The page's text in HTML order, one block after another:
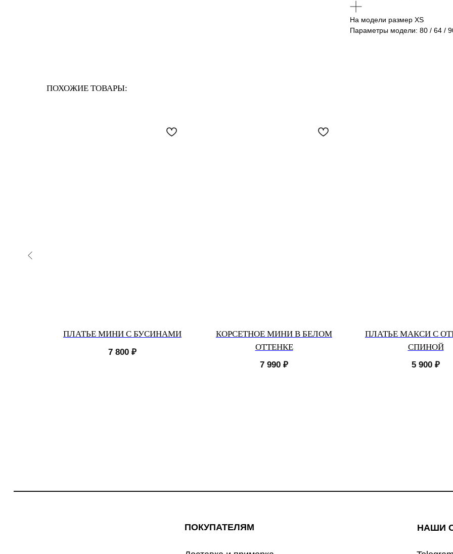
На модели размер XS
Параметры модели: 80 / 64 /
ПОХОЖИЕ ТОВАРЫ:
ПЛАТЬЕ МИНИ С БУСИНАМИ
7 800 ₽
КОРСЕТНОЕ МИНИ В БЕЛОМ
ОТТЕНКЕ
7 990 ₽
ПЛАТЬЕ МАКСИ С
СПИНОЙ
5 900 ₽
ПОКУПАТЕЛЯМ НАШИ